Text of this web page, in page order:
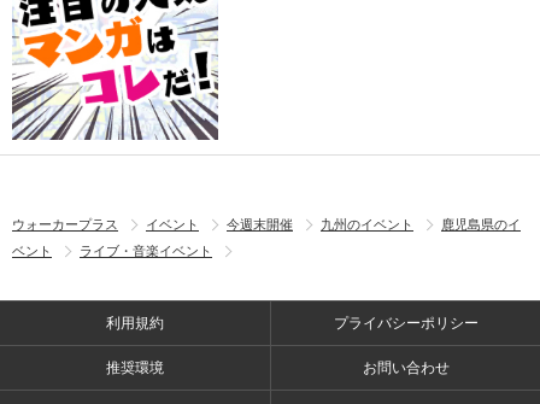
ウォーカープラス イベント 今週末開催 九州のイベント
鹿児島県のイ
ベント
ライブ・音楽イベント
利用規約 プライバシーポリシー
推奨環境 お問い合わせ